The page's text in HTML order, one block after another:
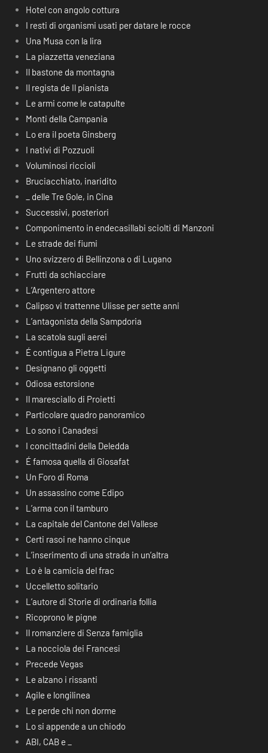
Hotel con angolo cottura
I resti di organismi usati per datare le rocce
Una Musa con la lira
La piazzetta veneziana
Il bastone da montagna
Il regista de Il pianista
Le armi come le catapulte
Monti della Campania
Lo era il poeta Ginsberg
I nativi di Pozzuoli
Voluminosi riccioli
Bruciacchiato, inaridito
_ delle Tre Gole, in Cina
Successivi, posteriori
Componimento in endecasillabi sciolti di Manzoni
Le strade dei fiumi
Uno svizzero di Bellinzona o di Lugano
Frutti da schiacciare
L’Argentero attore
Calipso vi trattenne Ulisse per sette anni
L’antagonista della Sampdoria
La scatola sugli aerei
É contigua a Pietra Ligure
Designano gli oggetti
Odiosa estorsione
Il maresciallo di Proietti
Particolare quadro panoramico
Lo sono i Canadesi
I concittadini della Deledda
É famosa quella di Giosafat
Un Foro di Roma
Un assassino come Edipo
L’arma con il tamburo
La capitale del Cantone del Vallese
Certi rasoi ne hanno cinque
L’inserimento di una strada in un’altra
Lo è la camicia del frac
Uccelletto solitario
L’autore di Storie di ordinaria follia
Ricoprono le pigne
Il romanziere di Senza famiglia
La nocciola dei Francesi
Precede Vegas
Le alzano i rissanti
Agile e longilinea
Le perde chi non dorme
Lo si appende a un chiodo
ABI, CAB e _